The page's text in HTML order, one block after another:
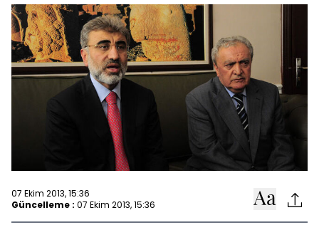
07 Ekim 2013, 15:36
Güncelleme : 07 Ekim 2013, 15:36